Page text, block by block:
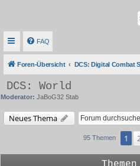
FAQ
Foren-Übersicht DCS: Digital Combat
DCS: World
Moderator: JaBoG32 Stab
Neues Thema
95 Themen 1